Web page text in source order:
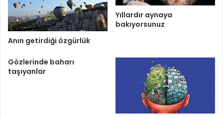
Anın getirdiği özgürlük
Yıllardır aynaya
bakıyorsunuz
Gözlerinde baharı
taşıyanlar